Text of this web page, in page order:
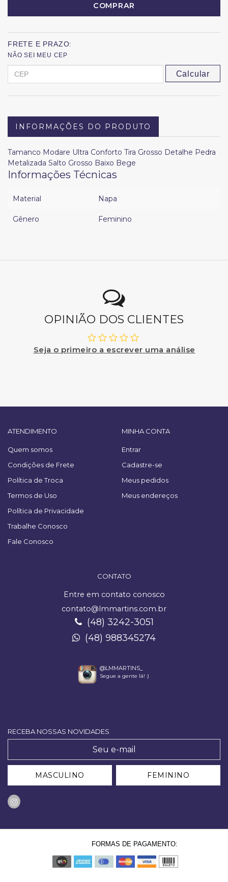
COMPRAR
FRETE E PRAZO:
NÃO SEI MEU CEP
Calcular
INFORMAÇÕES DO PRODUTO
Tamanco Modare Ultra Conforto Tira Grosso Detalhe Pedra
Metalizada Salto Grosso Baixo Bege
Informações Técnicas
Material Napa
Gênero Feminino
OPINIÃO DOS CLIENTES
Seja o primeiro a escrever uma análise
ATENDIMENTO
Quem somos
Condições de Frete
Política de Troca
Termos de Uso
Política de Privacidade
Trabalhe Conosco
Fale Conosco
MINHA CONTA
Entrar
Cadastre-se
Meus pedidos
Meus endereços
CONTATO
Entre em contato conosco
contato@lmmartins.com.br
(48) 3242-3051
(48) 988345274
@LMMARTINS_
Segue a gente lá! :)
RECEBA NOSSAS NOVIDADES
MASCULINO FEMININO
FORMAS DE PAGAMENTO: